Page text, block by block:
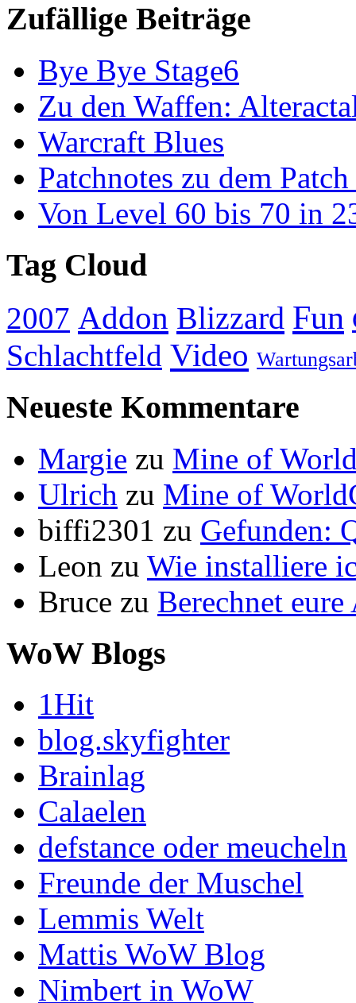
Zufällige Beiträge
Bye Bye Stage6
Zu den Waffen:
Warcraft Blues
Patchnotes zu dem
Von Level 60 bis 70 in
Tag Cloud
2007 Addon Blizzard Fun
Schlachtfeld Video
Neueste Kommentare
Margie zu Mine of
Ulrich zu Mine of
biffi2301 zu Gefunden:
Leon zu Wie installiere
Bruce zu Berechnet
WoW Blogs
1Hit
blog.skyfighter
Brainlag
Calaelen
defstance oder meucheln
Freunde der Muschel
Lemmis Welt
Mattis WoW Blog
Nimbert in WoW